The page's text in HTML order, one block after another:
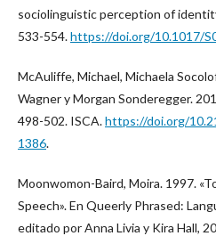
sociolinguistic perception of
533-554.https://doi.org/10.1017/
McAuliffe, Michael, Michaela
Wagner y Morgan Sonderegger.
498-502. ISCA.https://doi.org/
1386.
Moonwomon-Baird, Moira. 1997.
Speech». En Queerly Phrased:
editado por Anna Livia y Kira Hall,